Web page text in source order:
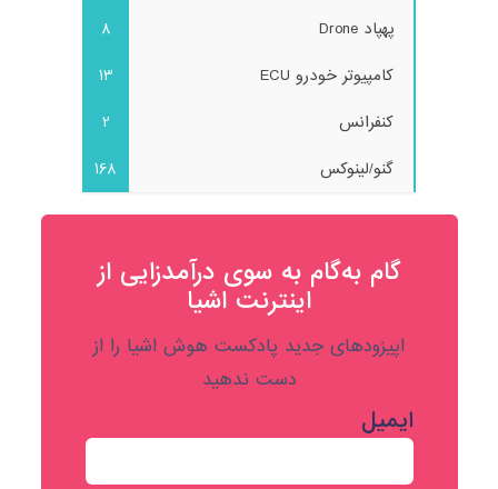
پهپاد Drone
8
کامپیوتر خودرو ECU
13
کنفرانس
2
گنو/لینوکس
168
گام به‌گام به‌ سوی درآمدزایی از
اینترنت اشیا
اپیزودهای جدید پادکست هوش اشیا را از
دست ندهید
ایمیل